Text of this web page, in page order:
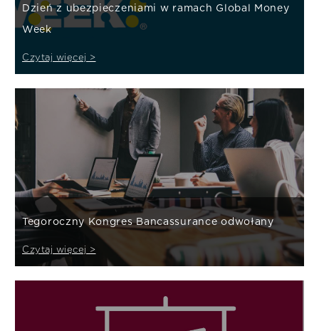
Dzień z ubezpieczeniami w ramach Global Money
Week
Czytaj więcej >
Tegoroczny Kongres Bancassurance odwołany
Czytaj więcej >